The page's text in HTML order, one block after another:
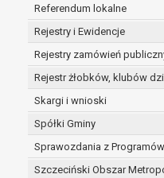
Referendum lokalne
Rejestry i Ewidencje
Rejestry zamówień
Rejestr żłobków, klubów
Skargi i wnioski
Spółki Gminy
Sprawozdania z
Szczeciński Obszar
dla
sposób
osoba,
danych
zgodę